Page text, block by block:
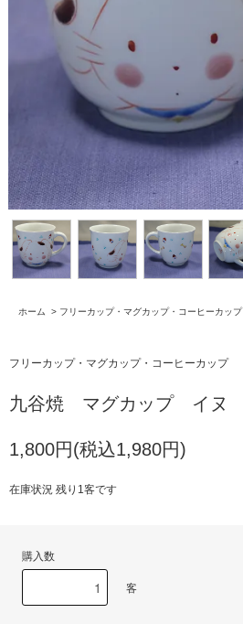
ホーム > フリーカップ・マグカップ・コーヒーカップ
フリーカップ・マグカップ・コーヒーカップ
九谷焼 マグカップ イヌ
1,800円(税込1,980円)
在庫状況 残り1客です
購入数
客